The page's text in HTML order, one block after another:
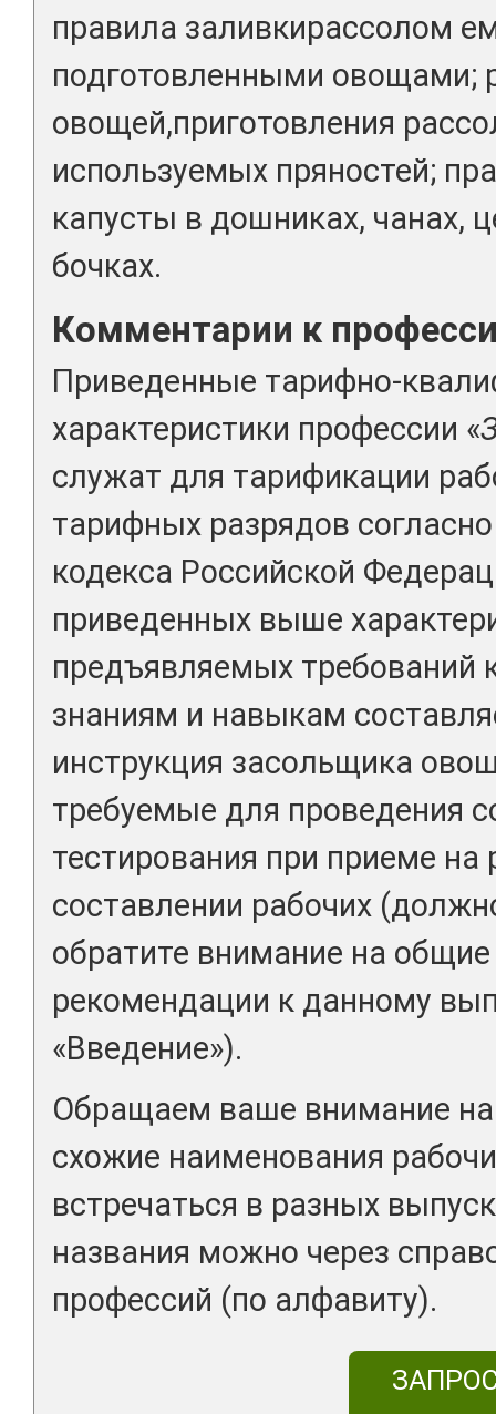
правила заливкирассолом
подготовленными овощами;
овощей,приготовления
используемых пряностей;
капусты в дошниках, чанах,
бочках.
Комментарии к
Приведенные тарифно-
характеристики профессии «
служат для тарификации
тарифных разрядов
кодекса Российской
приведенных выше
предъявляемых требований
знаниям и навыкам
инструкция засольщика
требуемые для проведения
тестирования при приеме на
составлении рабочих
обратите внимание на
рекомендации к данному
«Введение»).
Обращаем ваше внимание на
схожие наименования
встречаться в разных
названия можно через
профессий (по алфавиту).